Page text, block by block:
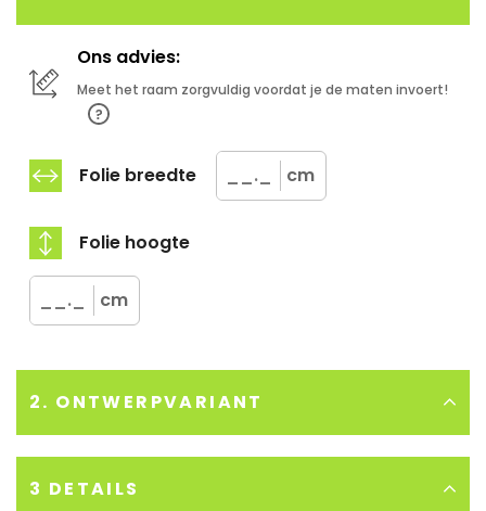
Ons advies:
Meet het raam zorgvuldig voordat je de maten invoert!
Folie breedte cm
Folie hoogte
cm
2. ONTWERPVARIANT
Plak de raamfolie aan de binnenzijde van het raam voor
3 DETAILS